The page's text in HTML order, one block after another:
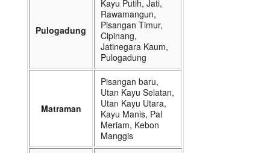
Pulogadung
Kayu Putih, Jati,
Rawamangun,
Pisangan Timur,
Cipinang,
Jatinegara Kaum,
Pulogadung
Matraman
Pisangan baru,
Utan Kayu Selatan,
Utan Kayu Utara,
Kayu Manis, Pal
Meriam, Kebon
Manggis